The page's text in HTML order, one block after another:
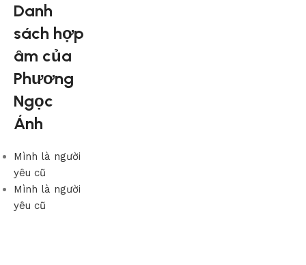
Danh
sách hợp
âm của
Phương
Ngọc
Ánh
Mình là người
yêu cũ
Mình là người
yêu cũ